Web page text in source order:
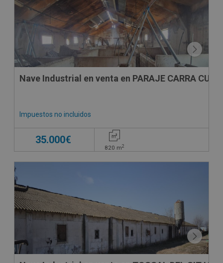
Nave Industrial en venta en PARAJE CARRA
Impuestos no incluidos
35.000€
820 m2